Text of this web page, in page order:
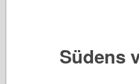
Südens